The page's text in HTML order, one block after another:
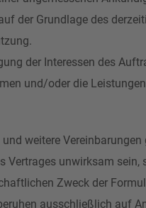
der Grundlage des
der Interessen des
und/oder die
weitere
Vertrages unwirksam
Zweck der
ausschließlich auf